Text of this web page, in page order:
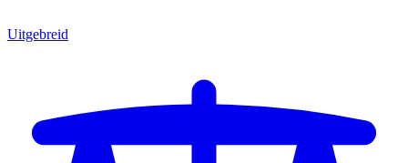
Uitgebreid